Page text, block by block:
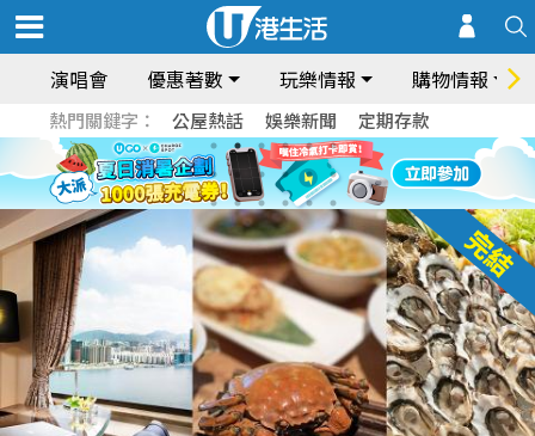
演唱會 優惠著數 玩樂情報 購物情報
熱門關鍵字： 公屋熱話 娛樂新聞 定期存款